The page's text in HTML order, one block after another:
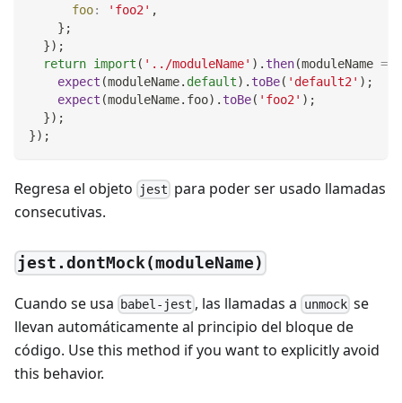
foo: 'foo2' ,
} ;
}) ;
return import ( '../moduleName' ) . then(moduleName =>
expect (moduleName. default) . toBe( 'default2' ) ;
expect (moduleName. foo) . toBe( 'foo2' ) ;
}) ;
}) ;
Regresa el objeto jest para poder ser usado llamadas
consecutivas.
jest.dontMock(moduleName)
Cuando se usa babel-jest , las llamadas a unmockse
llevan automáticamente al principio del bloque de
código. Use this method if you want to explicitly avoid
this behavior.